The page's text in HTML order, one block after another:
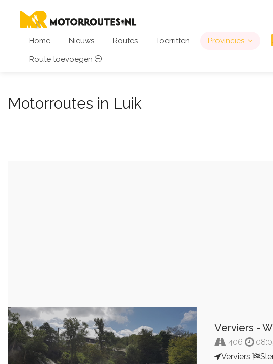
Home Nieuws Routes Toerritten Provincies
Route toevoegen
Motorroutes in Luik
Verviers -
406
Verviers